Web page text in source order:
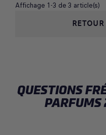
Affichage 1-3 de 3 article(s)
QUESTIONS
PARFUMS